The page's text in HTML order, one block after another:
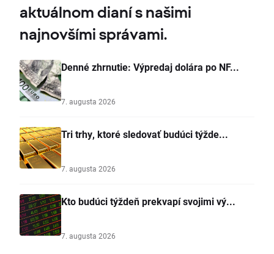
aktuálnom dianí s našimi
najnovšími správami.
Denné zhrnutie: Výpredaj dolára po NF...
7. augusta 2026
Tri trhy, ktoré sledovať budúci týžde...
7. augusta 2026
Kto budúci týždeň prekvapí svojimi vý...
7. augusta 2026